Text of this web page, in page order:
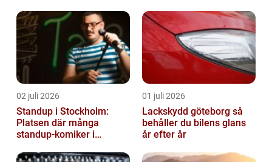
02 juli 2026
Standup i Stockholm:
Platsen där många
standup-komiker i
01 juli 2026
Lackskydd göteborg så
behåller du bilens glans
år efter år